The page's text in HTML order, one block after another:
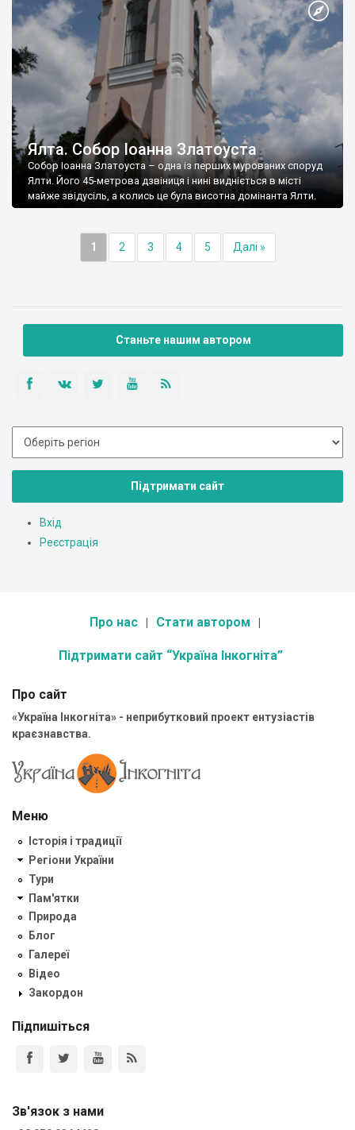
Ялта. Собор Іоанна Златоуста
Собор Іоанна Златоуста – одна із перших мурованих споруд
Ялти. Його 45-метрова дзвіниця і нині видніється в місті
майже звідусіль, а колись це була висотна домінанта Ялти.
1 2 3 4 5 Далі »
Станьте нашим автором
Підтримати сайт
Вхід
Реєстрація
Про нас Стати автором
Підтримати сайт “Україна Інкогніта”
Про сайт
«Україна Інкогніта» - неприбутковий проект ентузіастів
краєзнавства.
Меню
Історія і традиції
Регіони України
Тури
Пам'ятки
Природа
Блог
Галереї
Відео
Закордон
Підпишіться
Зв'язок з нами